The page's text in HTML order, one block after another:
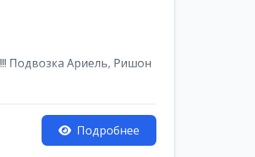
Подвозка Ариель, Ришон
Подробнее